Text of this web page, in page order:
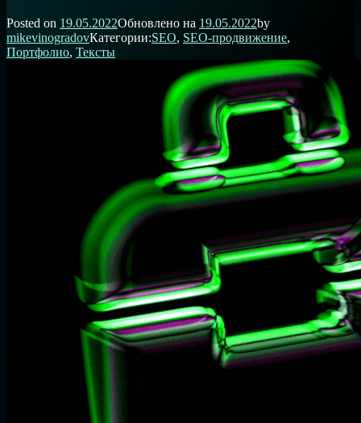
Posted on 19.05.2022Обновлено на 19.05.2022by
mikevinogradovКатегории:SEO, SEO-продвижение,
Портфолио, Тексты